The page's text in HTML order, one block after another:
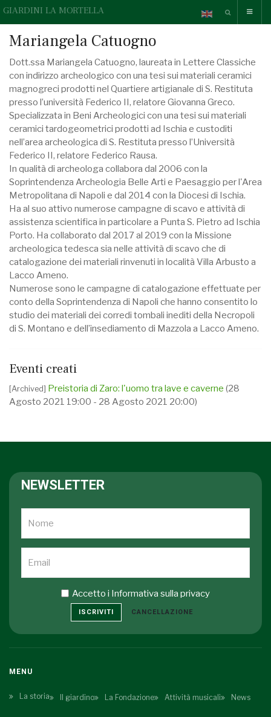
GIARDINI LA MORTELLA
Mariangela Catuogno
Dott.ssa Mariangela Catuogno, laureata in Lettere Classiche
con indirizzo archeologico con una tesi sui materiali ceramici
magnogreci prodotti nel Quartiere artigianale di S. Restituta
presso l’università Federico II, relatore Giovanna Greco.
Specializzata in Beni Archeologici con una tesi sui materiali
ceramici tardogeometrici prodotti ad Ischia e custoditi
nell’area archeologica di S. Restituta presso l’Università
Federico II, relatore Federico Rausa.
In qualità di archeologa collabora dal 2006 con la
Soprintendenza Archeologia Belle Arti e Paesaggio per l'Area
Metropolitana di Napoli e dal 2014 con la Diocesi di Ischia.
Ha al suo attivo numerose campagne di scavo e attività di
assistenza scientifica in particolare a Punta S. Pietro ad Ischia
Porto. Ha collaborato dal 2017 al 2019 con la Missione
archeologica tedesca sia nelle attività di scavo che di
catalogazione dei materiali rinvenuti in località Villa Arbusto a
Lacco Ameno.
Numerose sono le campagne di catalogazione effettuate per
conto della Soprintendenza di Napoli che hanno consentito lo
studio dei materiali dei corredi tombali inediti della Necropoli
di S. Montano e dell’insediamento di Mazzola a Lacco Ameno.
Eventi creati
[Archived] Preistoria di Zaro: l'uomo tra lave e caverne (28
Agosto 2021 19:00 - 28 Agosto 2021 20:00)
NEWSLETTER
Accetto i Informativa sulla privacy
ISCRIVITI CANCELLAZIONE
MENU
La storia Il giardino La Fondazione Attività musicali News